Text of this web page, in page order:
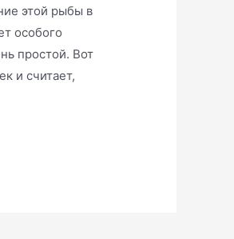
этой рыбы в
особого
простой. Вот
и считает,